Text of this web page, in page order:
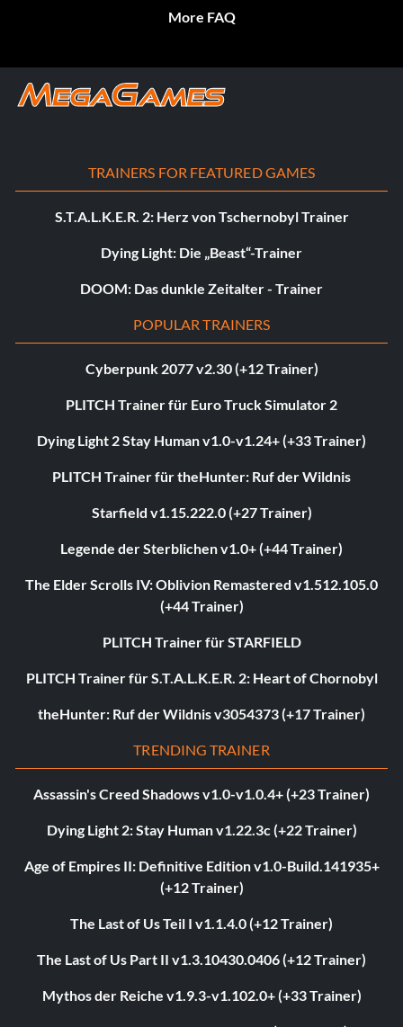
More FAQ
TRAINERS FOR FEATURED GAMES
S.T.A.L.K.E.R. 2: Herz von Tschernobyl Trainer
Dying Light: Die „Beast“-Trainer
DOOM: Das dunkle Zeitalter - Trainer
POPULAR TRAINERS
Cyberpunk 2077 v2.30 (+12 Trainer)
PLITCH Trainer für Euro Truck Simulator 2
Dying Light 2 Stay Human v1.0-v1.24+ (+33 Trainer)
PLITCH Trainer für theHunter: Ruf der Wildnis
Starfield v1.15.222.0 (+27 Trainer)
Legende der Sterblichen v1.0+ (+44 Trainer)
The Elder Scrolls IV: Oblivion Remastered v1.512.105.0
(+44 Trainer)
PLITCH Trainer für STARFIELD
PLITCH Trainer für S.T.A.L.K.E.R. 2: Heart of Chornobyl
theHunter: Ruf der Wildnis v3054373 (+17 Trainer)
TRENDING TRAINER
Assassin's Creed Shadows v1.0-v1.0.4+ (+23 Trainer)
Dying Light 2: Stay Human v1.22.3c (+22 Trainer)
Age of Empires II: Definitive Edition v1.0-Build.141935+
(+12 Trainer)
The Last of Us Teil I v1.1.4.0 (+12 Trainer)
The Last of Us Part II v1.3.10430.0406 (+12 Trainer)
Mythos der Reiche v1.9.3-v1.102.0+ (+33 Trainer)